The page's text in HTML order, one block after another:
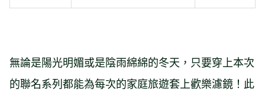
無論是陽光明媚或是陰雨綿綿的冬天，只要穿上本次
的聯名系列都能為每次的家庭旅遊套上歡樂濾鏡！此